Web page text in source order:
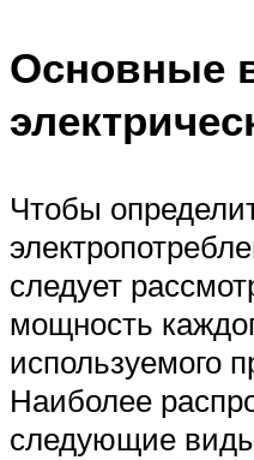
Основные
Чтобы
следует
мощность
используемого
Наиболее
следующие